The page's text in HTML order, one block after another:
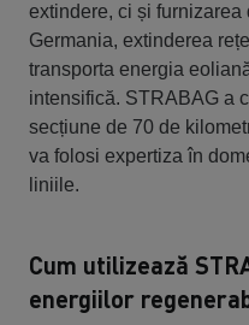
extindere, ci și
Germania, extinderea
transporta energia
intensifică. STRABAG a
secțiune de 70 de
va folosi expertiza în
liniile.
Cum utilizează
energiilor